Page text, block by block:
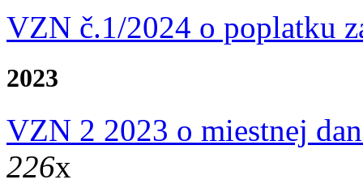
VZN č.1/2024 o poplatku
2023
VZN 2 2023 o miestnej
226x